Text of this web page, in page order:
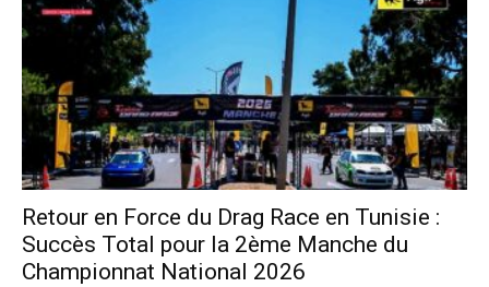
Retour en Force du Drag Race en Tunisie :
Succès Total pour la 2ème Manche du
Championnat National 2026